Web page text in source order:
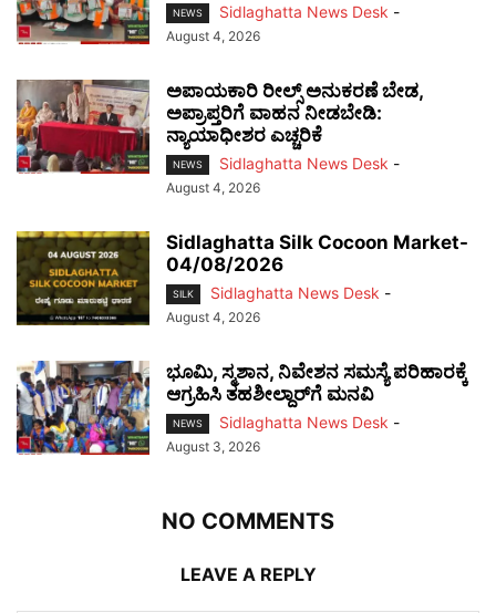
NEWS Sidlaghatta News Desk -
August 4, 2026
ಅಪಾಯಕಾರಿ ರೀಲ್ಸ್ ಅನುಕರಣೆ ಬೇಡ,
ಅಪ್ರಾಪ್ತರಿಗೆ ವಾಹನ ನೀಡಬೇಡಿ:
ನ್ಯಾಯಾಧೀಶರ ಎಚ್ಚರಿಕೆ
NEWS Sidlaghatta News Desk -
August 4, 2026
Sidlaghatta Silk Cocoon Market-
04/08/2026
SILK Sidlaghatta News Desk -
August 4, 2026
ಭೂಮಿ, ಸ್ಮಶಾನ, ನಿವೇಶನ ಸಮಸ್ಯೆ ಪರಿಹಾರಕ್ಕೆ
ಆಗ್ರಹಿಸಿ ತಹಶೀಲ್ದಾರ್‌ಗೆ ಮನವಿ
NEWS Sidlaghatta News Desk -
August 3, 2026
NO COMMENTS
LEAVE A REPLY